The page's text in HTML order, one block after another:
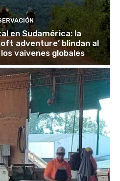
en Sudamérica: la
adventure’ blindan al
vaivenes globales